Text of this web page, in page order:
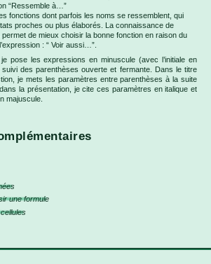
“Ressemble à…”
fonctions dont parfois les noms se ressemblent, qui
proches ou plus élaborés. La connaissance de
de mieux choisir la bonne fonction en raison du
: “ Voir aussi…”.
pose les expressions en minuscule (avec l’initiale en
des parenthèses ouverte et fermante. Dans le titre
je mets les paramètres entre parenthèses à la suite
la présentation, je cite ces paramètres en italique et
majuscule.
une formule